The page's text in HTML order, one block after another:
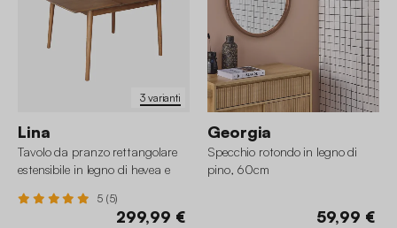
3 varianti
Lina
Tavolo da pranzo rettangolare
estensibile in legno di hevea e
posti
5 (5)
299,99 €
Georgia
Specchio rotondo in legno di
pino, 60cm
59,99 €